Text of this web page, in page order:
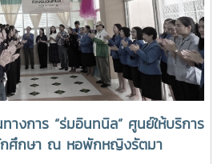
นต่อสถาบันโอกาสนี้ รองศาสตราจารย์
ย้ำให้นักศึกษาเรียนรู้รากเหง้าความ
จในสถาบัน มีพลังใจในการศึกษา ยึด
งามความดีของปูชนียบุคคล ประพฤติ
ชอบ ยึดถืออัตลักษณ์ของนักศึกษา
ลัยแม่โจ้ ที่ว่า “งามสง่า จิตอาสา
ตเป็นบัณฑิตพยาบาลที่มีคุณภาพ เป็น
นาคตพร้อมกันนี้ นายนพกิจ แผ่พร
ทางการ “ร่มอินทนิล” ศูนย์ให้บริการ
กศึกษา ณ หอพักหญิงรัตมา